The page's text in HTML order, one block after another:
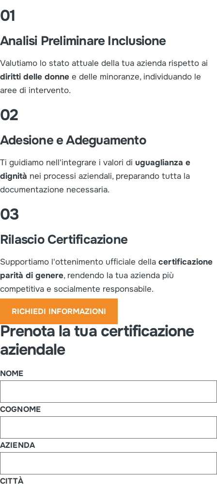
01
Analisi Preliminare Inclusione
Valutiamo lo stato attuale della tua azienda rispetto ai
diritti delle donne e delle minoranze, individuando le
aree di intervento.
02
Adesione e Adeguamento
Ti guidiamo nell'integrare i valori di uguaglianza e
dignità nei processi aziendali, preparando tutta la
documentazione necessaria.
03
Rilascio Certificazione
Supportiamo l'ottenimento ufficiale della certificazione
parità di genere, rendendo la tua azienda più
competitiva e socialmente responsabile.
RICHIEDI INFORMAZIONI
Prenota la tua certificazione
aziendale
NOME
COGNOME
AZIENDA
CITTÀ